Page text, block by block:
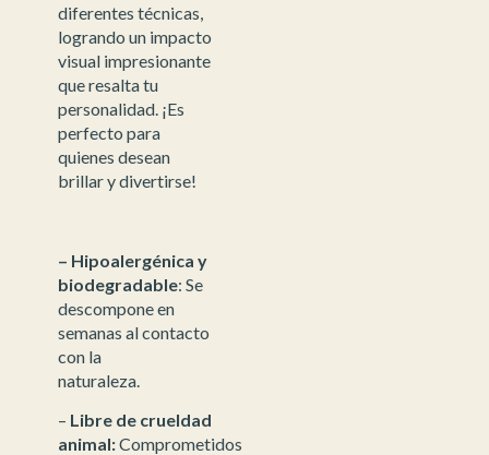
diferentes técnicas,
logrando un impacto
visual impresionante
que resalta tu
personalidad. ¡Es
perfecto para
quienes desean
brillar y divertirse!
– Hipoalergénica y
biodegradable: Se
descompone en
semanas al contacto
con la
naturaleza.
– Libre de crueldad
animal:Comprometidos